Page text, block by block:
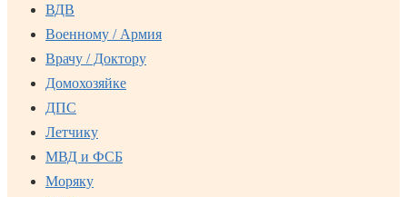
ВДВ
Военному / Армия
Врачу / Доктору
Домохозяйке
ДПС
Летчику
МВД и ФСБ
Моряку